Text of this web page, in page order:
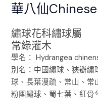
華八仙
繡球花科繡球屬
常綠灌木
學名： Hydrangea
別名：中國繡球、狹瓣
球、長葉溲疏、常山、常
粉團繡球、蜀七葉、紅骨